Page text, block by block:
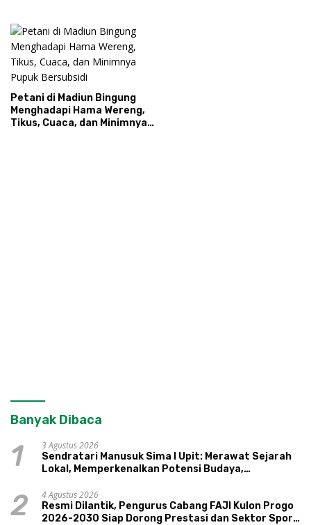
Petani di Madiun Bingung
Menghadapi Hama Wereng,
Tikus, Cuaca, dan Minimnya
Banyak Dibaca
1
3 Agustus 2026
Sendratari Manusuk Sima I Upit: Merawat Sejarah
Lokal, Memperkenalkan Potensi Budaya,
2
4 Agustus 2026
Resmi Dilantik, Pengurus Cabang FAJI Kulon Progo
2026-2030 Siap Dorong Prestasi dan Sektor Sport